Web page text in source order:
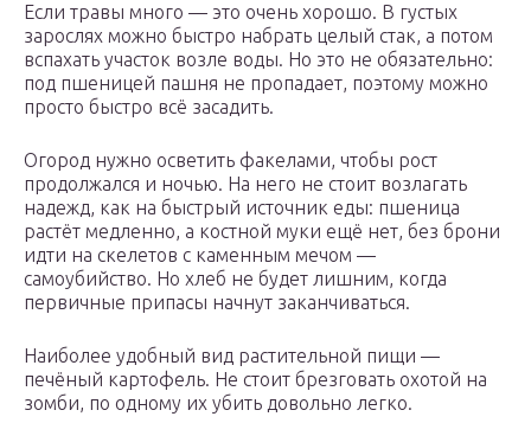
Если травы много — это очень хорошо. В густых
зарослях можно быстро набрать целый стак, а потом
вспахать участок возле воды. Но это не обязательно:
под пшеницей пашня не пропадает, поэтому можно
просто быстро всё засадить.
Огород нужно осветить факелами, чтобы рост
продолжался и ночью. На него не стоит возлагать
надежд, как на быстрый источник еды: пшеница
растёт медленно, а костной муки ещё нет, без брони
идти на скелетов с каменным мечом —
самоубийство. Но хлеб не будет лишним, когда
первичные припасы начнут заканчиваться.
Наиболее удобный вид растительной пищи —
печёный картофель. Не стоит брезговать охотой на
зомби, по одному их убить довольно легко.